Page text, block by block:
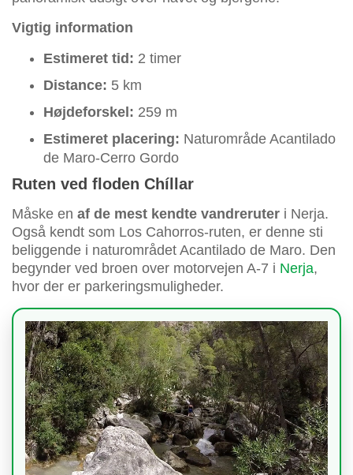
Vigtig information
Estimeret tid: 2 timer
Distance: 5 km
Højdeforskel: 259 m
Estimeret placering: Naturområde Acantilado
de Maro-Cerro Gordo
Ruten ved floden Chíllar
Måske en af de mest kendte vandreruter i Nerja.
Også kendt som Los Cahorros-ruten, er denne sti
beliggende i naturområdet Acantilado de Maro. Den
begynder ved broen over motorvejen A-7 i Nerja,
hvor der er parkeringsmuligheder.